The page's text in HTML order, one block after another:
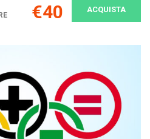
€40 ACQUISTA